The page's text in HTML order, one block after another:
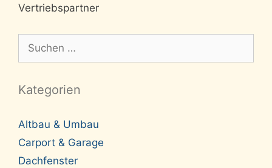
Vertriebspartner
Suche
nach:
Kategorien
Altbau & Umbau
Carport & Garage
Dachfenster